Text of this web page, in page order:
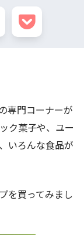
専門コーナーが
ク菓子や、ユー
いろんな食品が
を買ってみまし